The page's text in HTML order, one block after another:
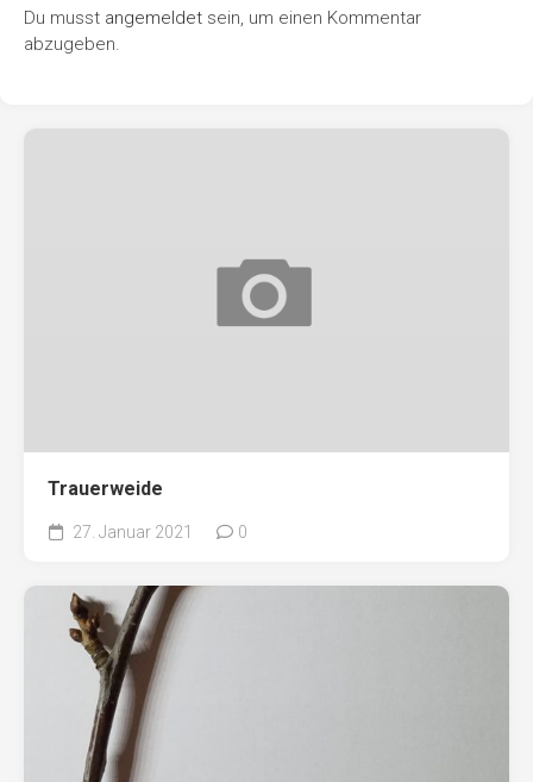
Du musst angemeldet sein, um einen Kommentar
abzugeben.
Trauerweide
27. Januar 2021 0